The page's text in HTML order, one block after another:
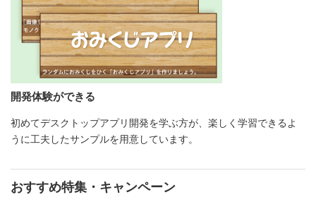
開発体験ができる
初めてデスクトップアプリ開発を学ぶ方が、楽しく学習できるよ
うに工夫したサンプルを用意しています。
おすすめ特集・キャンペーン